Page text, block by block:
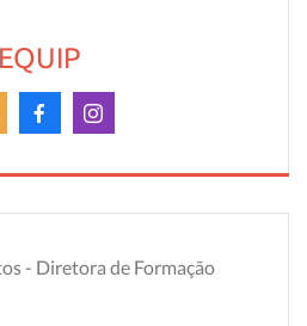
EQUIP
- Diretora de Formação